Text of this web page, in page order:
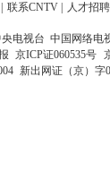
联系CNTV 人才招聘
央电视台 中国网络电
京ICP证060535号
新出网证（京）